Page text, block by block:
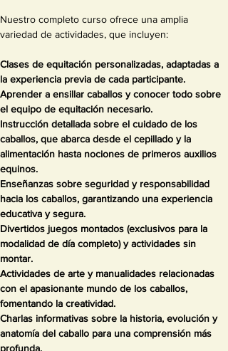
Nuestro completo curso ofrece una amplia
variedad de actividades, que incluyen:
Clases de equitación personalizadas, adaptadas a
la experiencia previa de cada participante.
Aprender a ensillar caballos y conocer todo sobre
el equipo de equitación necesario.
Instrucción detallada sobre el cuidado de los
caballos, que abarca desde el cepillado y la
alimentación hasta nociones de primeros auxilios
equinos.
Enseñanzas sobre seguridad y responsabilidad
hacia los caballos, garantizando una experiencia
educativa y segura.
Divertidos juegos montados (exclusivos para la
modalidad de día completo) y actividades sin
montar.
Actividades de arte y manualidades relacionadas
con el apasionante mundo de los caballos,
fomentando la creatividad.
Charlas informativas sobre la historia, evolución y
anatomía del caballo para una comprensión más
profunda.